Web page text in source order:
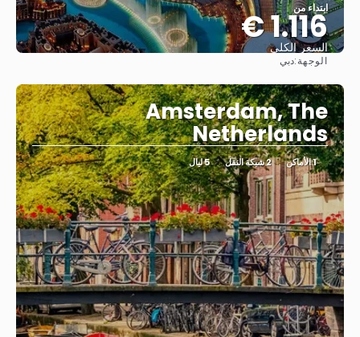
ابتداء من
1.116 €
السعر الكلي
الوجهة:دبي
Amsterdam, The
Netherlands
1 الأماكن 2 شبكة النقل 5 ليال